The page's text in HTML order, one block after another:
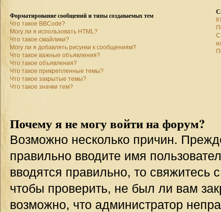
Форматирование сообщений и типы создаваемых тем
Что такое BBCode?
Могу ли я использовать HTML?
Что такое смайлики?
Могу ли я добавлять рисунки к сообщениям?
Что такое важные объявления?
Что такое объявления?
Что такое прикрепленные темы?
Что такое закрытые темы?
Что такое значки тем?
С
Почему я не могу войти на форум?
Возможно несколько причин.
правильно вводите имя
вводятся правильно, то
чтобы проверить, не был ли вам
возможно, что администратор